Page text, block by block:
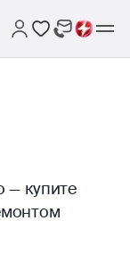
— купите